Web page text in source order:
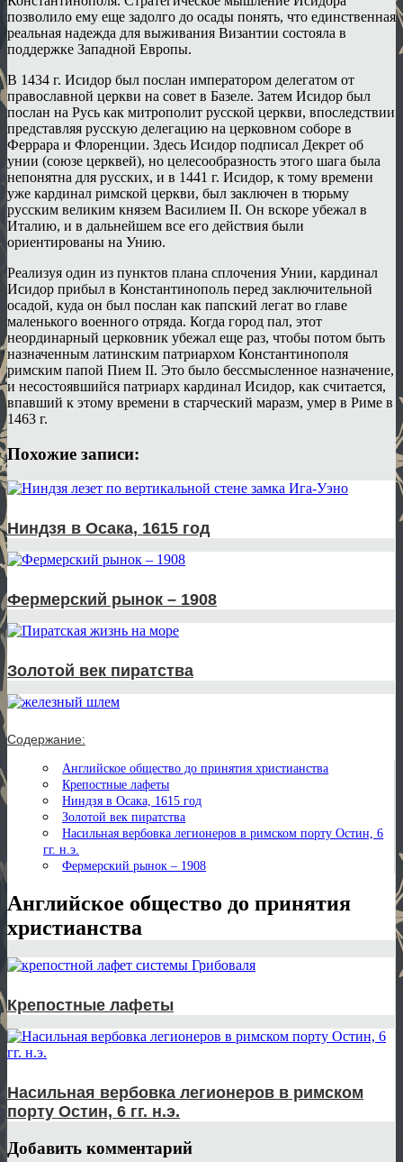
позволило ему еще задолго до осады понять, что единственная
реальная надежда для выживания Византии состояла в
поддержке Западной Европы.
В 1434 г. Исидор был послан императором делегатом от
православной церкви на совет в Базеле. Затем Исидор был
послан на Русь как митрополит русской церкви, впоследствии
представляя русскую делегацию на церковном соборе в
Феррара и Флоренции. Здесь Исидор подписал Декрет об
унии (союзе церквей), но целесообразность этого шага была
непонятна для русских, и в 1441 г. Исидор, к тому времени
уже кардинал римской церкви, был заключен в тюрьму
русским великим князем Василием II. Он вскоре убежал в
Италию, и в дальнейшем все его действия были
ориентированы на Унию.
Реализуя один из пунктов плана сплочения Унии, кардинал
Исидор прибыл в Константинополь перед заключительной
осадой, куда он был послан как папский легат во главе
маленького военного отряда. Когда город пал, этот
неординарный церковник убежал еще раз, чтобы потом быть
назначенным латинским патриархом Константинополя
римским папой Пием II. Это было бессмысленное назначение,
и несостоявшийся патриарх кардинал Исидор, как считается,
впавший к этому времени в старческий маразм, умер в Риме в
1463 г.
Похожие записи:
Ниндзя в Осака, 1615 год
Фермерский рынок – 1908
Золотой век пиратства
Содержание:
Английское общество до принятия христианства
Крепостные лафеты
Ниндзя в Осака, 1615 год
Золотой век пиратства
Насильная вербовка легионеров в римском порту Остин, 6
гг. н.э.
Фермерский рынок – 1908
Английское общество до принятия
христианства
Крепостные лафеты
Насильная вербовка легионеров в римском
порту Остин, 6 гг. н.э.
Добавить комментарий